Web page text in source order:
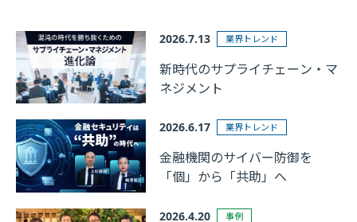
2026.7.13 業界トレンド
新時代のサプライチェーン・マ
ネジメント
2026.6.17 業界トレンド
金融機関のサイバー防御を
「個」から「共助」へ
2026.4.20 事例